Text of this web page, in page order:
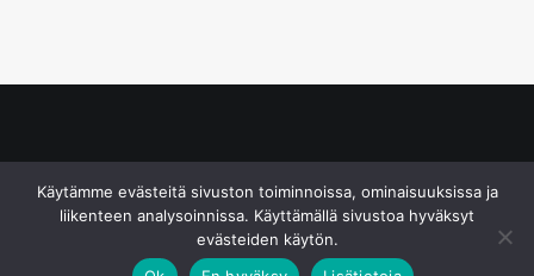
Käytämme evästeitä sivuston toiminnoissa, ominaisuuksissa ja
liikenteen analysoinnissa. Käyttämällä sivustoa hyväksyt
evästeiden käytön.